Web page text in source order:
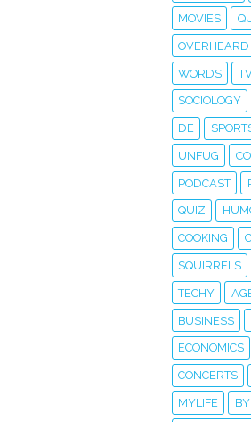
MOVIES
OVERHEARD
WORDS
SOCIOLOGY
DE
UNFUG
PODCAST
QUIZ
COOKING
SQUIRRELS
TECHY
BUSINESS
ECONOMICS
CONCERTS
MYLIFE BY